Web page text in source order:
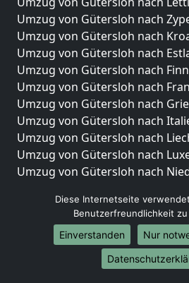
Umzug von Gütersloh nach
Umzug von Gütersloh nach
Umzug von Gütersloh nach
Umzug von Gütersloh nach
Umzug von Gütersloh nach
Umzug von Gütersloh nach
Umzug von Gütersloh nach
Umzug von Gütersloh nach
Umzug von Gütersloh nach
Umzug von Gütersloh nach
Umzüge-Deutschlandweit
Umzug von Gütersloh nach
Umzug von Gütersloh nach
Umzug von Gütersloh nach
Diese Internetseite
Benutzerfreundlichkeit
Einverstanden
Nur